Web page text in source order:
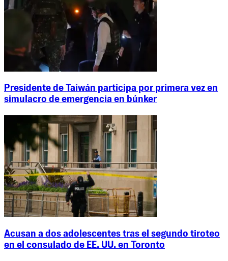
Presidente de Taiwán participa por primera vez en
simulacro de emergencia en búnker
Acusan a dos adolescentes tras el segundo tiroteo
en el consulado de EE. UU. en Toronto